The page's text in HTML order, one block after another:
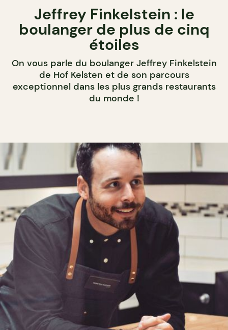
Jeffrey Finkelstein : le
boulanger de plus de cinq
étoiles
On vous parle du boulanger Jeffrey Finkelstein
de Hof Kelsten et de son parcours
exceptionnel dans les plus grands restaurants
du monde !